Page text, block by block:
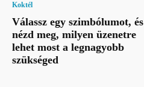
Koktél
Válassz egy szimbólumot, és
nézd meg, milyen üzenetre
lehet most a legnagyobb
szükséged